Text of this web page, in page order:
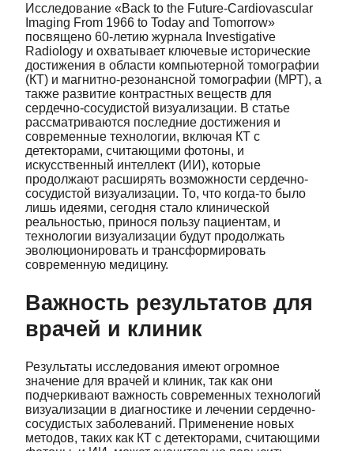
Исследование «Back to the Future-Cardiovascular
Imaging From 1966 to Today and Tomorrow»
посвящено 60-летию журнала Investigative
Radiology и охватывает ключевые исторические
достижения в области компьютерной томографии
(КТ) и магнитно-резонансной томографии (МРТ), а
также развитие контрастных веществ для
сердечно-сосудистой визуализации. В статье
рассматриваются последние достижения и
современные технологии, включая КТ с
детекторами, считающими фотоны, и
искусственный интеллект (ИИ), которые
продолжают расширять возможности сердечно-
сосудистой визуализации. То, что когда-то было
лишь идеями, сегодня стало клинической
реальностью, принося пользу пациентам, и
технологии визуализации будут продолжать
эволюционировать и трансформировать
современную медицину.
Важность результатов для
врачей и клиник
Результаты исследования имеют огромное
значение для врачей и клиник, так как они
подчеркивают важность современных технологий
визуализации в диагностике и лечении сердечно-
сосудистых заболеваний. Применение новых
методов, таких как КТ с детекторами, считающими